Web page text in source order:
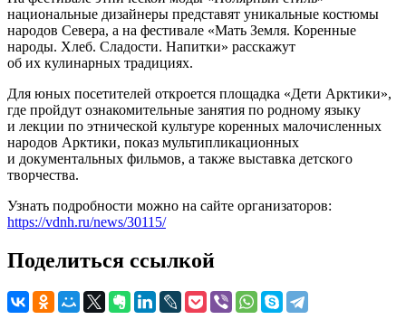
национальные дизайнеры представят уникальные костюмы
народов Севера, а на фестивале «Мать Земля. Коренные
народы. Хлеб. Сладости. Напитки» расскажут
об их кулинарных традициях.
Для юных посетителей откроется площадка «Дети Арктики»,
где пройдут ознакомительные занятия по родному языку
и лекции по этнической культуре коренных малочисленных
народов Арктики, показ мультипликационных
и документальных фильмов, а также выставка детского
творчества.
Узнать подробности можно на сайте организаторов:
https://vdnh.ru/news/30115/
Поделиться ссылкой